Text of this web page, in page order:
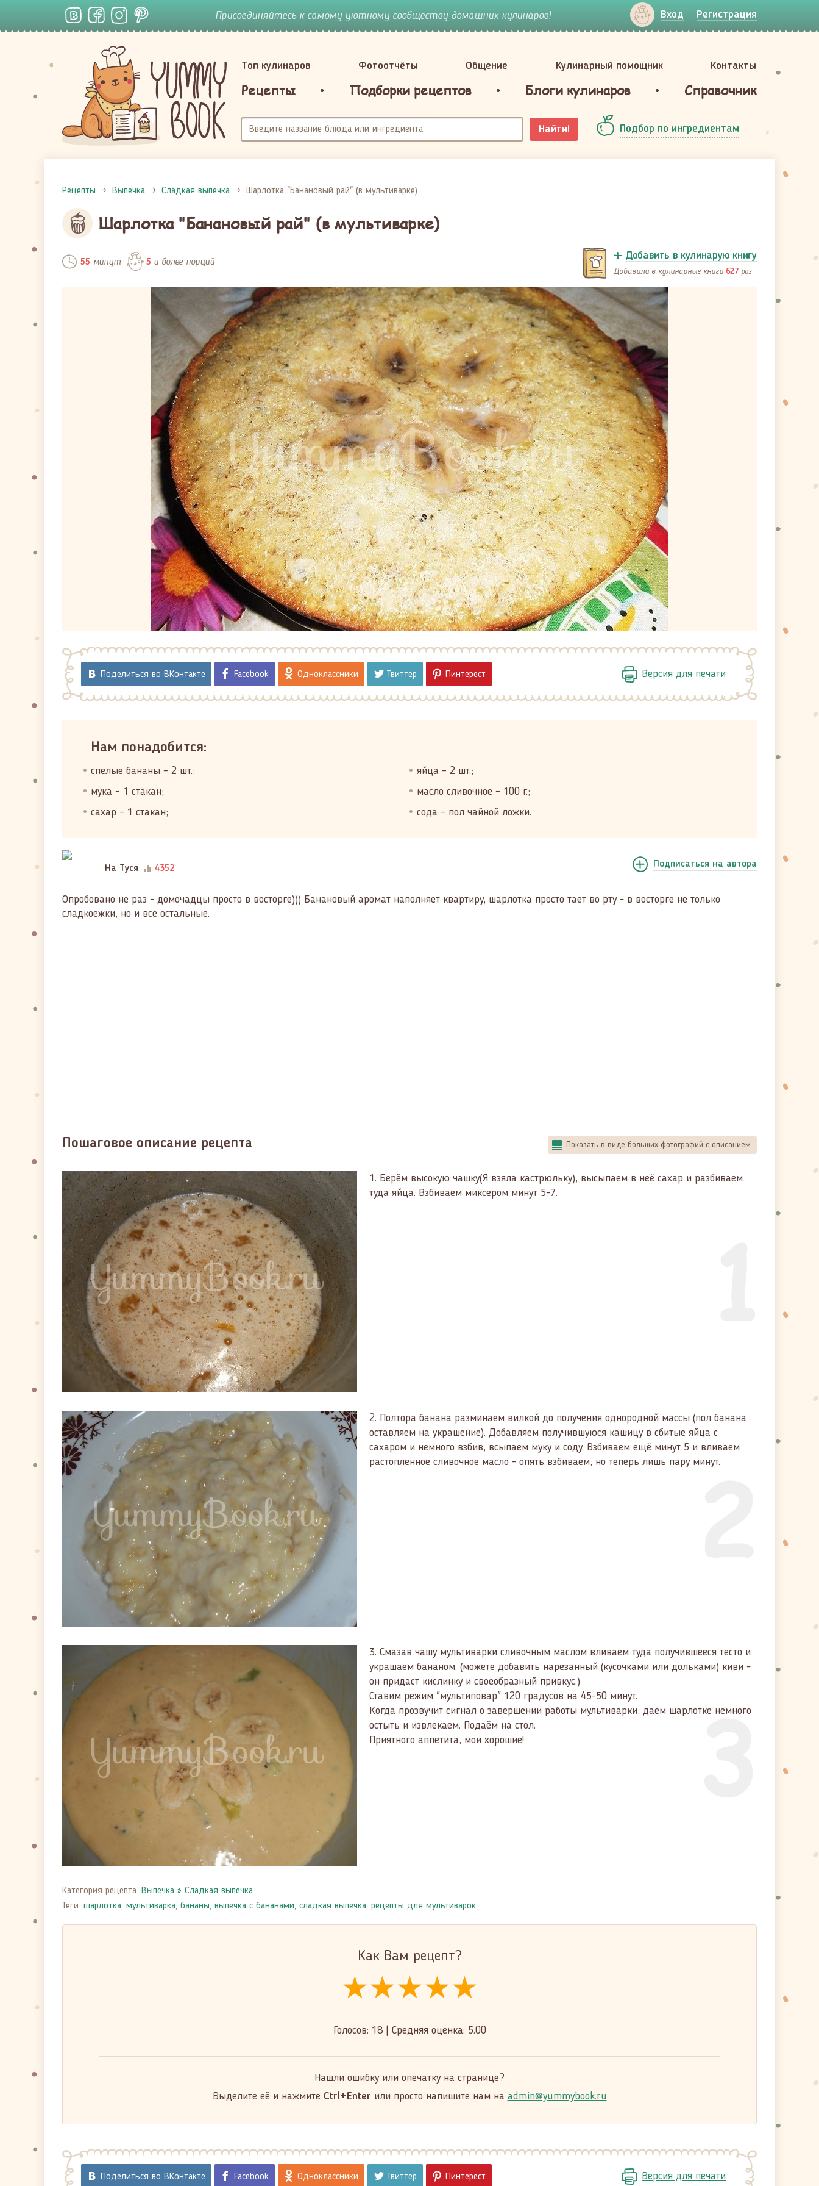
Присоединяйтесь к самому уютному сообществу домашних кулинаров! Вход Регистрация
Топ кулинаров Фотоотчёты Общение Кулинарный помощник Контакты
Рецепты Подборки рецептов Блоги кулинаров Справочник
Найти! Подбор по ингредиентам
Рецепты Выпечка Сладкая выпечка Шарлотка "Банановый рай" (в мультиварке)
Шарлотка "Банановый рай" (в мультиварке)
55 минут 5 и более порций Добавить в кулинарую книгу
Добавили в кулинарные книги 627 раз
Поделиться во ВКонтакте Facebook Одноклассники Твиттер Пинтерест Версия для печати
Нам понадобится:
спелые бананы – 2 шт.;
яйца – 2 шт.;
мука – 1 стакан;
масло сливочное – 100 г.;
сахар – 1 стакан;
сода – пол чайной ложки.
На Туся 4352 Подписаться на автора
Опробовано не раз - домочадцы просто в восторге))) Банановый аромат наполняет квартиру, шарлотка просто тает во рту - в восторге не только
сладкоежки, но и все остальные.
Пошаговое описание рецепта Показать в виде больших фотографий с описанием
1. Берём высокую чашку(Я взяла кастрюльку), высыпаем в неё сахар и разбиваем
туда яйца. Взбиваем миксером минут 5-7.
2. Полтора банана разминаем вилкой до получения однородной массы (пол банана
оставляем на украшение). Добавляем получившуюся кашицу в сбитые яйца с
сахаром и немного взбив, всыпаем муку и соду. Взбиваем ещё минут 5 и вливаем
растопленное сливочное масло - опять взбиваем, но теперь лишь пару минут.
3
3. Смазав чашу мультиварки сливочным маслом вливаем туда получившееся тесто и
украшаем бананом. (можете добавить нарезанный (кусочками или дольками) киви -
он придаст кислинку и своеобразный привкус.)
Ставим режим "мультиповар" 120 градусов на 45-50 минут.
Когда прозвучит сигнал о завершении работы мультиварки, даем шарлотке немного
остыть и извлекаем. Подаём на стол.
Приятного аппетита, мои хорошие!
Категория рецепта: Выпечка » Сладкая выпечка
Теги: шарлотка, мультиварка, бананы, выпечка с бананами, сладкая выпечка, рецепты для мультиварок
Как Вам рецепт?
★★★★★
★★★★★
★★★★★
Голосов: 18| Средняя оценка: 5.00
Нашли ошибку или опечатку на странице?
Выделите её и нажмите Ctrl+Enter или просто напишите нам на admin@yummybook.ru
Поделиться во ВКонтакте Facebook Одноклассники Твиттер Пинтерест Версия для печати